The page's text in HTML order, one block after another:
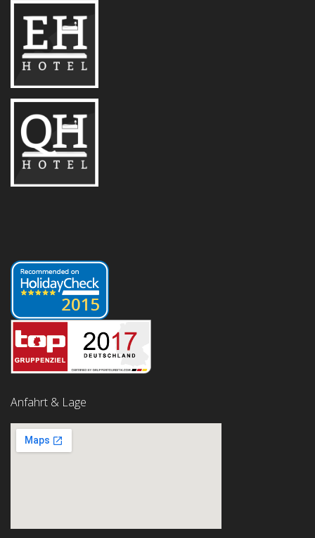
Anfahrt & Lage